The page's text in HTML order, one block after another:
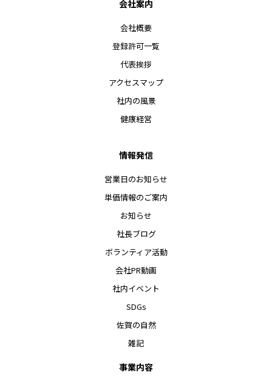
会社案内
会社概要
登録許可一覧
代表挨拶
アクセスマップ
社内の風景
健康経営
情報発信
営業日のお知らせ
単価情報のご案内
お知らせ
社長ブログ
ボランティア活動
会社PR動画
社内イベント
SDGs
佐賀の自然
雑記
事業内容